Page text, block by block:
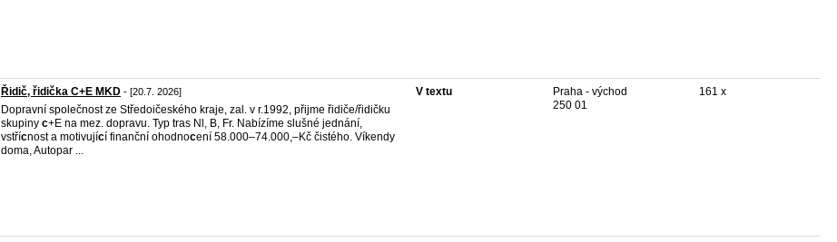
Řidič, řidička C+E MKD - [20.7. 2026]
Dopravní společnost ze Středoičeského kraje, zal. v r.1992, přijme řidiče/řidičku
skupiny c+E na mez. dopravu. Typ tras Nl, B, Fr. Nabízíme slušné jednání,
vstřícnost a motivující finanční ohodnocení 58.000–74.000,–Kč čistého. Víkendy
doma, Autopar ...
V textu
Praha - východ
250 01
161 x